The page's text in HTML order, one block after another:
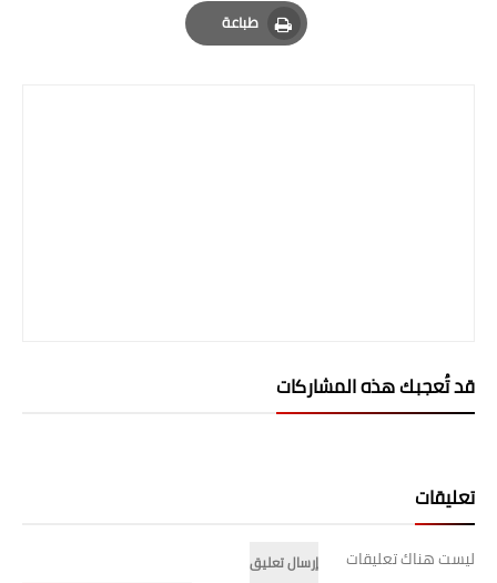
المرحلة الابتدائيةطباعة
Print
قد تُعجبك هذه المشاركات
تعليقات
ليست هناك تعليقات
إرسال تعليق